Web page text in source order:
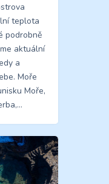
teplota
podrobně
aktuální
a
Moře
Moře,